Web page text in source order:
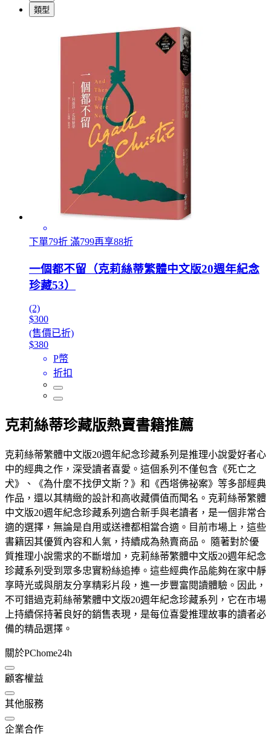
類型
下單79折 滿799再享88折
一個都不留（克莉絲蒂繁體中文版20週年紀念
珍藏53）
(2)
$300
(售價已折)
$380
P幣
折扣
克莉絲蒂珍藏版熱賣書籍推薦
克莉絲蒂繁體中文版20週年紀念珍藏系列是推理小說愛好者心
中的經典之作，深受讀者喜愛。這個系列不僅包含《死亡之
犬》、《為什麼不找伊文斯？》和《西塔佛祕案》等多部經典
作品，還以其精緻的設計和高收藏價值而聞名。克莉絲蒂繁體
中文版20週年紀念珍藏系列適合新手與老讀者，是一個非常合
適的選擇，無論是自用或送禮都相當合適。目前市場上，這些
書籍因其優質內容和人氣，持續成為熱賣商品。 隨著對於優
質推理小說需求的不斷增加，克莉絲蒂繁體中文版20週年紀念
珍藏系列受到眾多忠實粉絲追捧。這些經典作品能夠在家中靜
享時光或與朋友分享精彩片段，進一步豐富閱讀體驗。因此，
不可錯過克莉絲蒂繁體中文版20週年紀念珍藏系列，它在市場
上持續保持著良好的銷售表現，是每位喜愛推理故事的讀者必
備的精品選擇。
關於PChome24h
顧客權益
其他服務
企業合作